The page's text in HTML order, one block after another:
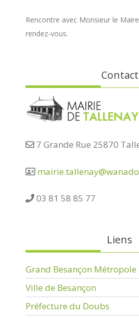
Rencontre avec Monsieur le
rendez-vous.
Contact
7 Grande Rue 25870
03 81 58 85 77
Liens
Grand Besançon Métropole
Ville de Besançon
Préfecture du Doubs